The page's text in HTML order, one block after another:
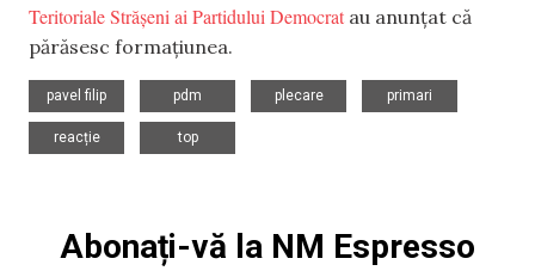
Teritoriale Strășeni ai Partidului Democrat au anunțat că
părăsesc formațiunea.
pavel filip
pdm
plecare
primari
reacție
top
Abonați-vă la NM Espresso